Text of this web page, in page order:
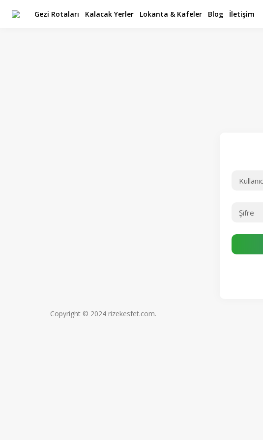
Gezi Rotaları Kalacak Yerler Lokanta & Kafeler Blog İletişim
Copyright © 2024 rizekesfet.com.